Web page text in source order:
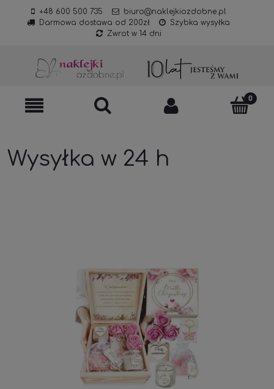
+48 600 500 735
biuro@naklejkiozdobne.pl
Darmowa dostawa od 200zł
Szybka wysyłka
Zwrot w 14 dni
Wysyłka w 24 h